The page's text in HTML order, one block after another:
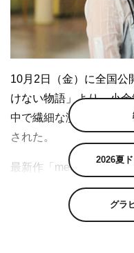
10月2日（金）に全国公
けない物語」より、小
中で繊細な演技を魅せ
された。
最新作「medium 霊媒
がすごい！2020年版」
10」「2019ベストブッ
スト10」「第20回本格
2026夏
グラ